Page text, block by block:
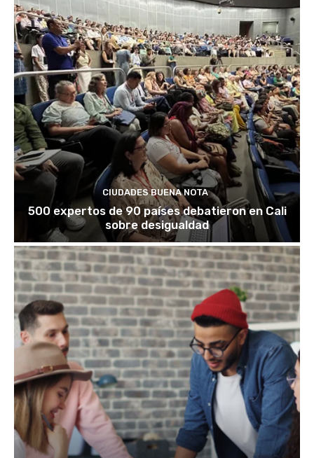
CIUDADES BUENA NOTA
500 expertos de 90 países debatieron en Cali
sobre desigualdad